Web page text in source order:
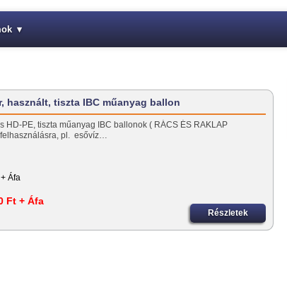
▾
használt, tiszta IBC műanyag ballon
HD-PE, tiszta műanyag IBC ballonok ( RÁCS ÉS RAKLAP
pl. esővíz…
Áfa
Ft + Áfa
Részletek